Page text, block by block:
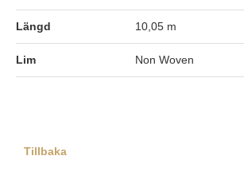
Längd 10,05 m
Lim Non Woven
Tillbaka